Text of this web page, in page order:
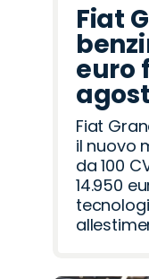
Fiat
euro
Fiat
il nuovo
da 100
14.950